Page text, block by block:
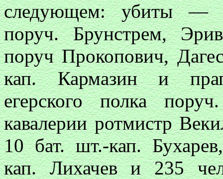
следующем: убиты —
поруч. Брунстрем,
поруч Прокопович,
кап. Кармазин и
егерского полка
кавалерии ротмистр
10 бат. шт.-кап.
кап. Лихачев и 235